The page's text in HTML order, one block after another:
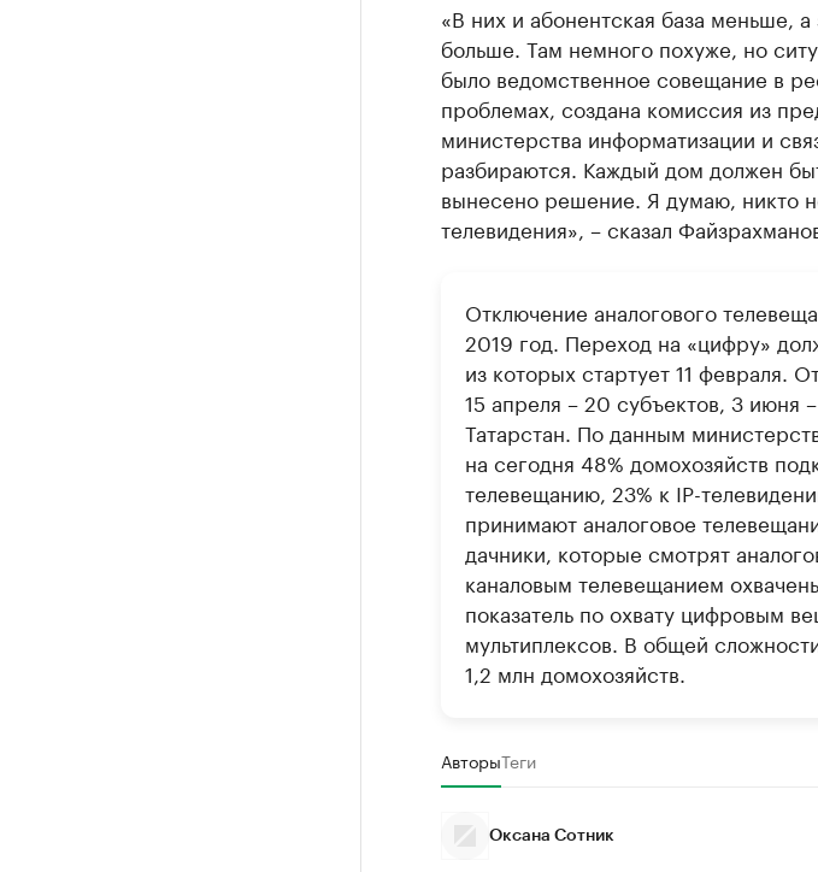
«В них и абонентская база меньше,
больше. Там немного похуже, но
было ведомственное совещание в
проблемах, создана комиссия из
министерства информатизации и
разбираются. Каждый дом должен
вынесено решение. Я думаю, никто
телевидения», – сказал
Отключение аналогового
2019 год. Переход на «цифру»
из которых стартует 11 февраля.
15 апреля – 20 субъектов, 3 июня
Татарстан. По данным
на сегодня 48% домохозяйств
телевещанию, 23% к IP-
принимают аналоговое
дачники, которые смотрят
каналовым телевещанием
показатель по охвату цифровым
мультиплексов. В общей
1,2 млн домохозяйств.
АвторыТеги
Оксана Сотник